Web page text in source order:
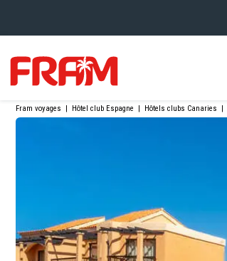
Fram voyages | Hôtel club Espagne | Hôtels clubs Canaries |